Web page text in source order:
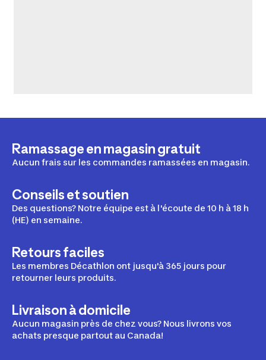
Ramassage en magasin gratuit
Aucun frais sur les commandes ramassées en magasin.
Conseils et soutien
Des questions? Notre équipe est à l'écoute de 10 h à 18 h
(HE) en semaine.
Retours faciles
Les membres Décathlon ont jusqu'à 365 jours pour
retourner leurs produits.
Livraison à domicile
Aucun magasin près de chez vous? Nous livrons vos
achats presque partout au Canada!